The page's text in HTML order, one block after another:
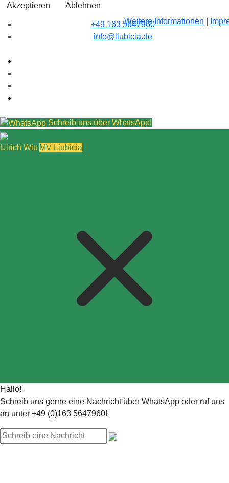
+49 163 5647960
info@liubicia.de
Schreib uns über WhatsApp!
Ulrich Witt MV Liubicia
Hallo!
Schreib uns gerne eine Nachricht über WhatsApp oder ruf uns
an unter +49 (0)163 5647960!
Akzeptieren
Ablehnen
Weitere Informationen